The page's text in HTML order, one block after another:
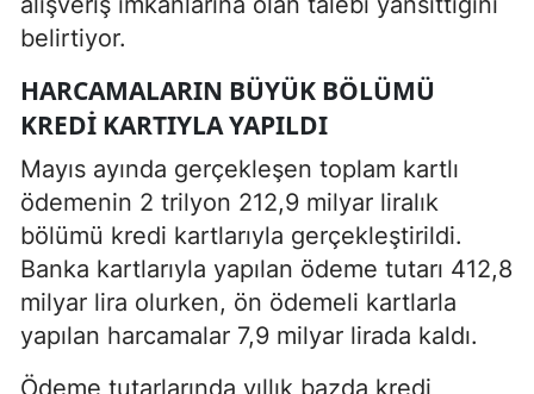
belirtiyor.
HARCAMALARIN BÜYÜK BÖLÜMÜ
KREDI KARTIYLA YAPILDI
Mayıs ayında gerçekleşen toplam kartlı
ödemenin 2 trilyon 212,9 milyar liralık
bölümü kredi kartlarıyla gerçekleştirildi.
Banka kartlarıyla yapılan ödeme tutarı 412,8
milyar lira olurken, ön ödemeli kartlarla
yapılan harcamalar 7,9 milyar lirada kaldı.
Ödeme tutarlarında yıllık bazda kredi